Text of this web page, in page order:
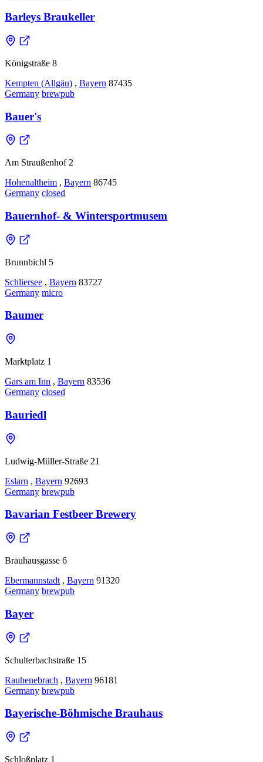
Barleys Braukeller
Königstraße 8
Kempten (Allgäu) , Bayern 87435
Germany brewpub
Bauer's
Am Straußenhof 2
Hohenaltheim , Bayern 86745
Germany closed
Bauernhof- & Wintersportmusem
Brunnbichl 5
Schliersee , Bayern 83727
Germany micro
Baumer
Marktplatz 1
Gars am Inn , Bayern 83536
Germany closed
Bauriedl
Ludwig-Müller-Straße 21
Eslarn , Bayern 92693
Germany brewpub
Bavarian Festbeer Brewery
Brauhausgasse 6
Ebermannstadt , Bayern 91320
Germany brewpub
Bayer
Schulterbachstraße 15
Rauhenebrach , Bayern 96181
Germany brewpub
Bayerische-Böhmische Brauhaus
Schloßplatz 1